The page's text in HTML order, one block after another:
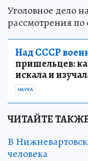
Уголовное дело
рассмотрения по
Над СССР
пришельцев:
искала и
НАУКА
ЧИТАЙТЕ
В
человека